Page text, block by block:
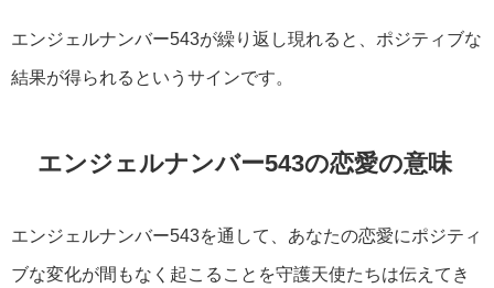
エンジェルナンバー543が繰り返し現れると、ポジティブな
結果が得られるというサインです。
エンジェルナンバー543の恋愛の意味
エンジェルナンバー543を通して、あなたの恋愛にポジティ
ブな変化が間もなく起こることを守護天使たちは伝えてき